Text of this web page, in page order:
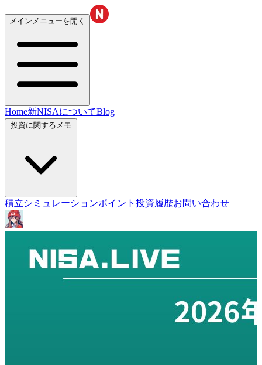
メインメニューを開く
Home新NISAについてBlog
積立シミュレーションポイント投資履歴お問い合わせ